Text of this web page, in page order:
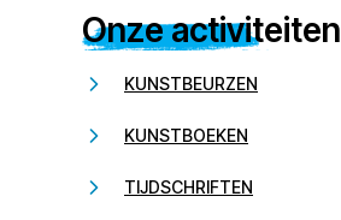
Onze activiteiten
KUNSTBEURZEN
KUNSTBOEKEN
TIJDSCHRIFTEN